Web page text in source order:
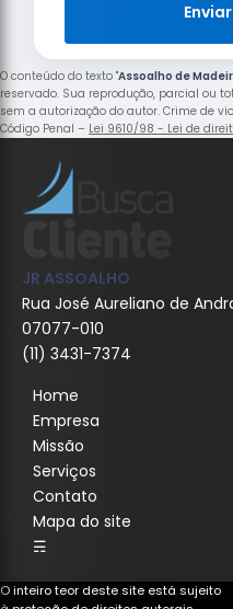
O conteúdo do texto "Assoalho de
reservado. Sua reprodução, parcial ou
sem a autorização do autor. Crime de
Código Penal – Lei 9610/98 - Lei de
JR ASSOALHO
Rua José Aureliano de
07077-010
(11) 3431-7374
Home
Empresa
Missão
Serviços
Contato
Mapa do site
☴
O inteiro teor deste site está sujeito